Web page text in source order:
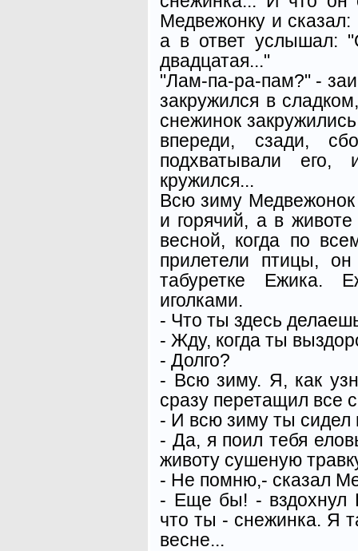
Медвежонку и
а в ответ услышал:
двадцатая..."
"Лам-па-ра-пам?" -
закружился в
снежинок
впереди, сзади,
подхватывали его,
кружился...
Всю зиму
и горячий, а в
весной, когда по
прилетели птицы,
табуретке Ежика.
иголками.
- Что ты здесь
- Жду, когда ты
- Долго?
- Всю зиму. Я, как
сразу перетащил все
- И всю зиму ты сидел
- Да, я поил тебя
животу сушеную
- Не помню,- сказал
- Еще бы! - вздохнул
что ты - снежинка. Я
весне...